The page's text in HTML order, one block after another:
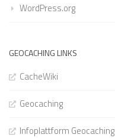
WordPress.org
GEOCACHING LINKS
CacheWiki
Geocaching
Infoplattform Geocaching